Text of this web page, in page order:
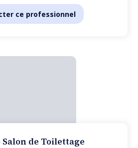
ce professionnel
de Toilettage